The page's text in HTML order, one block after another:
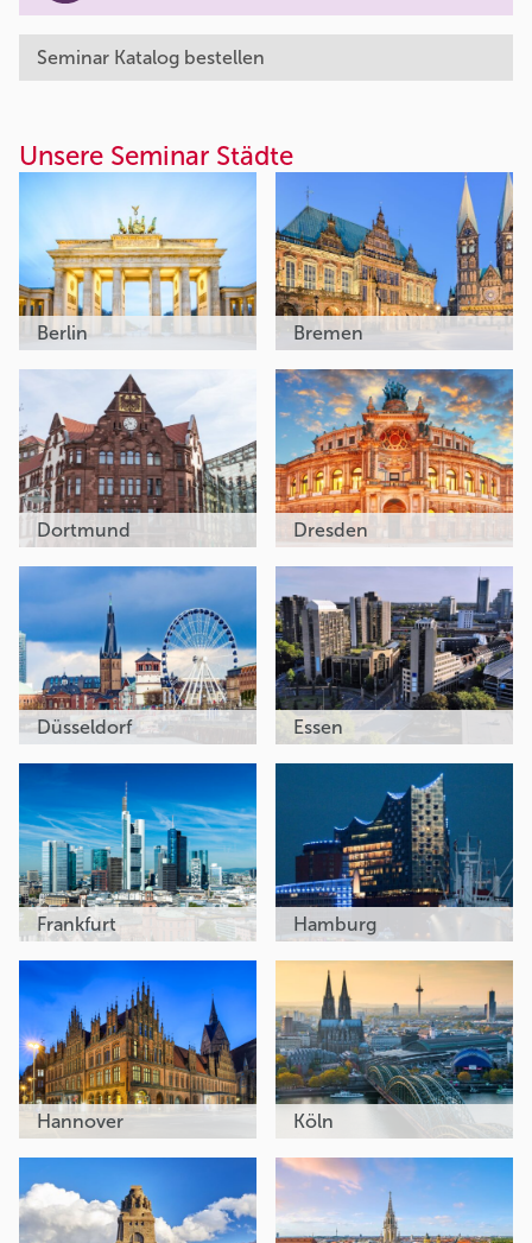
Seminar Katalog bestellen
Unsere Seminar Städte
Berlin Bremen
Dortmund Dresden
Düsseldorf Essen
Frankfurt Hamburg
Hannover Köln